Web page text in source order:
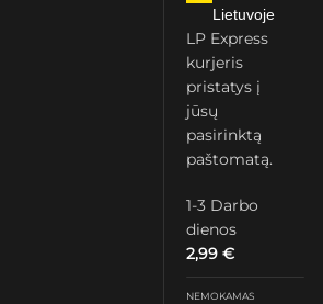
Lietuvoje
LP Express
kurjeris
pristatys į
jūsų
pasirinktą
paštomatą.
1-3 Darbo
dienos
2,99€
NEMOKAMAS